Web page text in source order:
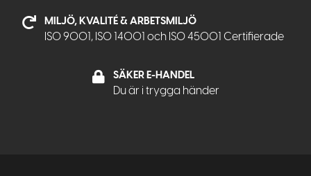
MILJÖ, KVALITÉ & ARBETSMILJÖ
ISO 9001, ISO 14001 och ISO 45001 Certifierade
SÄKER E-HANDEL
Du är i trygga händer